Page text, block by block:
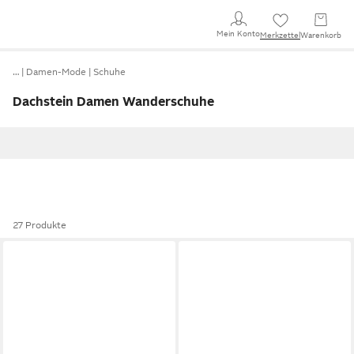
Mein KontoMerkzettel Warenkorb
… Damen-Mode Schuhe
Dachstein Damen Wanderschuhe
27 Produkte